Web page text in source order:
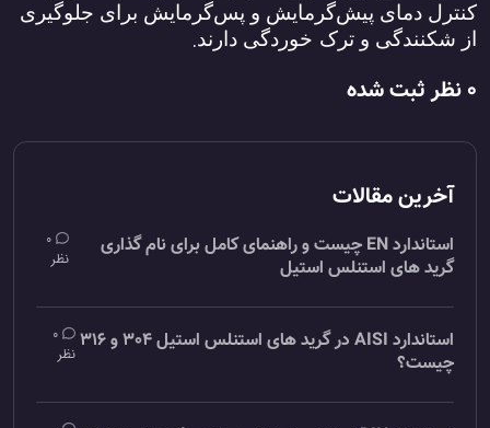
کنترل دمای پیش‌گرمایش و پس‌گرمایش برای جلوگیری
از شکنندگی و ترک‌ خوردگی دارند.
0 نظر ثبت شده
آخرین مقالات
استاندارد EN چیست و راهنمای کامل برای نام گذاری
گرید های استنلس استیل
0
نظر
استاندارد AISI در گرید های استنلس استیل 304 و 316
چیست؟
0
نظر